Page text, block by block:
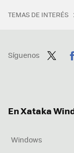
TEMAS DE INTERÉS
Síguenos
En Xataka
Windows